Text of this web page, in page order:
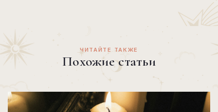
ЧИТАЙТЕ ТАКЖЕ
Похожие статьи